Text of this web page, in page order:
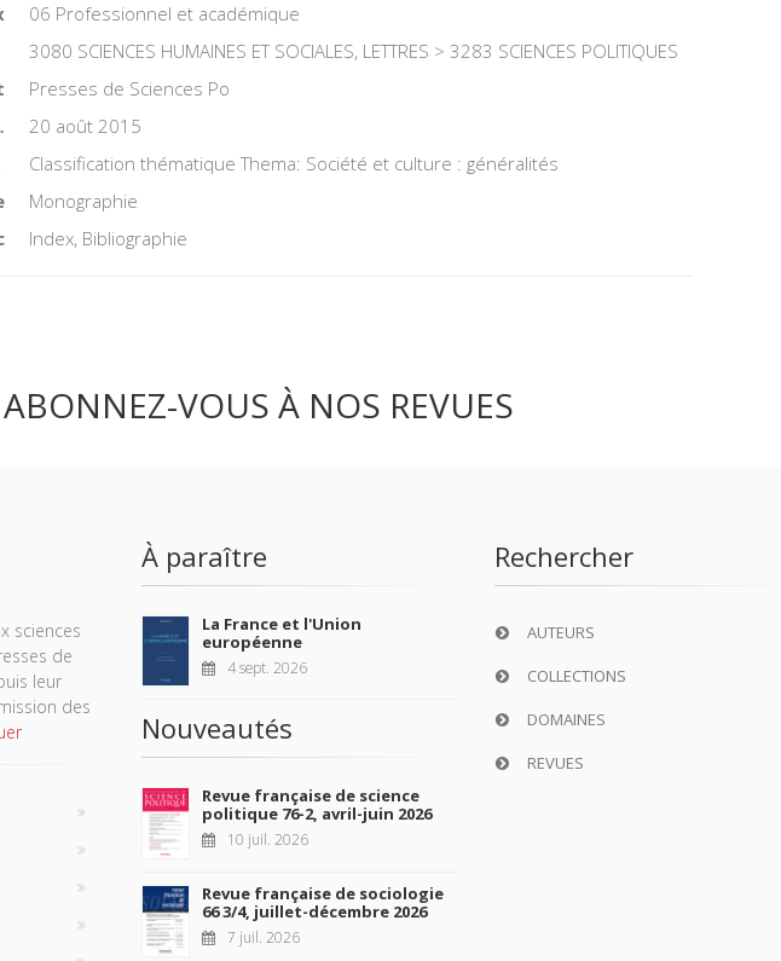
06 Professionnel et académique
3080 SCIENCES HUMAINES ET SOCIALES, LETTRES > 3283 SCIENCES POLITIQUES
Presses de Sciences Po
titre
20 août 2015
Classification thématique Thema: Société et culture : généralités
Monographie
Index, Bibliographie
ABONNEZ-VOUS À NOS REVUES
sciences
de
leur
des
À paraître
La France et l'Union
européenne
4 sept. 2026
Nouveautés
Revue française de science
politique 76-2, avril-juin 2026
10 juil. 2026
Revue française de sociologie
66 3/4, juillet-décembre 2026
7 juil. 2026
Rechercher
AUTEURS
COLLECTIONS
DOMAINES
REVUES